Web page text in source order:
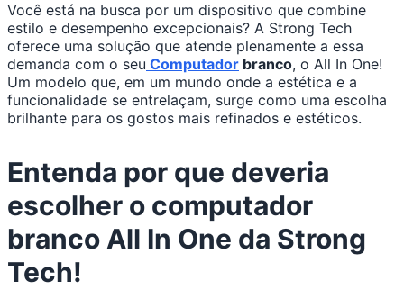
Você está na busca por um dispositivo que combine
estilo e desempenho excepcionais? A Strong Tech
oferece uma solução que atende plenamente a essa
demanda com o seu Computador branco, o All In One!
Um modelo que, em um mundo onde a estética e a
funcionalidade se entrelaçam, surge como uma escolha
brilhante para os gostos mais refinados e estéticos.
Entenda por que deveria
escolher o computador
branco All In One da Strong
Tech!